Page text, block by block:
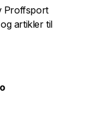
Proffsport
artikler til